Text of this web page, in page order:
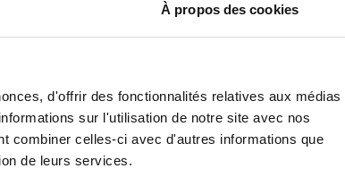
À propos des cookies
d'offrir des fonctionnalités relatives aux médias
sur l'utilisation de notre site avec nos
combiner celles-ci avec d'autres informations que
de leurs services.